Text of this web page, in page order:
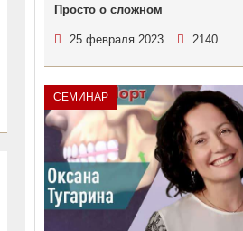
Просто о сложном
25 февраля 2023 2140
СЕМИНАР